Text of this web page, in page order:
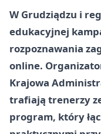
W Grudziądzu i
edukacyjnej
rozpoznawania
online.
Krajowa
trafiają trenerzy
program, który